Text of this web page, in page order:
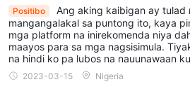
ng iba't ibang instrumento ng fx,
pangunahing pares ng pera gaya ng
gbp/usd. nagbibigay din sila ng
na pares ng currency tulad ng aud/
ang mga kakaibang pares ng currency
Positibo
Ang aking kaibigan ay tulad
mangangalakal sa puntong ito, kaya
mga platform na inirekomenda niya
maayos para sa mga nagsisimula.
na hindi ko pa lubos na nauunawaan
urrencies noong isang taon, hindi
ngan lang ng kaunting pasensya.
2023-03-15 Nigeria